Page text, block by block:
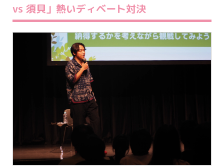
vs 須貝」熱いディベート対決